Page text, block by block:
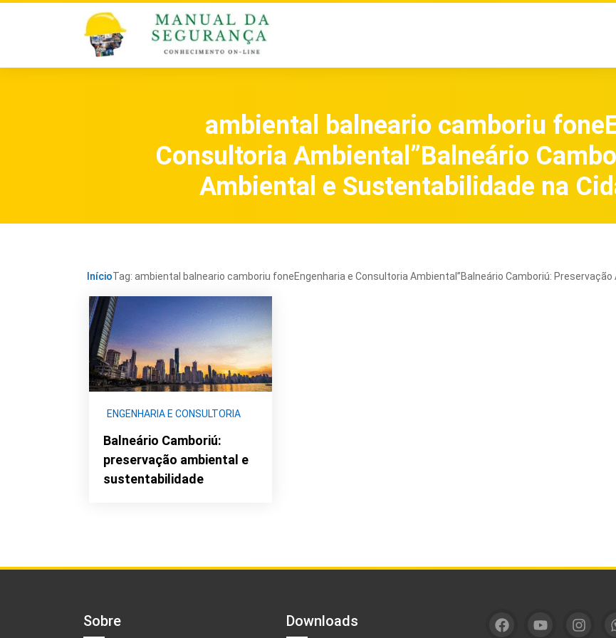
ambiental balneario camboriu
Consultoria Ambiental”Balneário
Ambiental e Sustentabilidade na
InícioTag: ambiental balneario camboriu foneEngenharia e Consultoria Ambiental”Balneário Camboriú:
ENGENHARIA E CONSULTORIA
Balneário Camboriú:
preservação ambiental e
sustentabilidade
Sobre Downloads